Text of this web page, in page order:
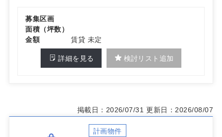
募集区画
面積（坪数）
金額
賃貸 未定
詳細を見る 検討リスト追加
掲載日：2026/07/31 更新日：2026/08/07
計画物件